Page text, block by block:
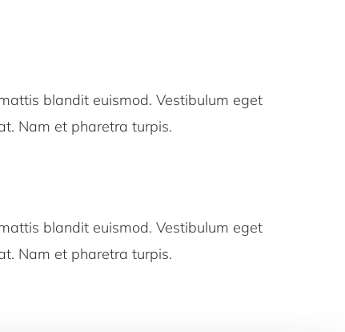
blandit euismod. Vestibulum eget
Nam et pharetra turpis.
blandit euismod. Vestibulum eget
Nam et pharetra turpis.